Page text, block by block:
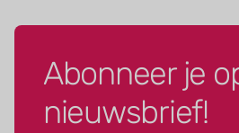
Abonneer je
nieuwsbrief!